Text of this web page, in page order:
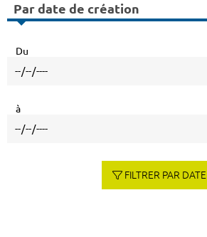
Par date de création
Du
à
FILTRER PAR DATE